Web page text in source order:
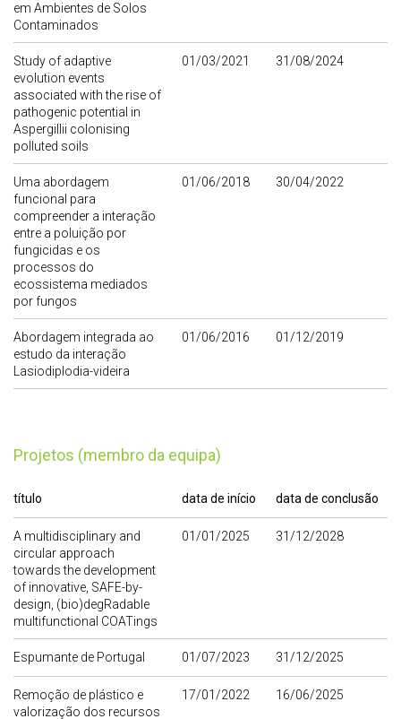
em Ambientes de Solos
Contaminados
Study of adaptive
evolution events
associated with the rise of
pathogenic potential in
Aspergillii colonising
polluted soils
01/03/2021 31/08/2024
Uma abordagem
funcional para
compreender a interação
entre a poluição por
fungicidas e os
processos do
ecossistema mediados
por fungos
01/06/2018 30/04/2022
Abordagem integrada ao
estudo da interação
Lasiodiplodia-videira
01/06/2016 01/12/2019
Projetos (membro da equipa)
título data de início data de conclusão
A multidisciplinary and
circular approach
towards the development
of innovative, SAFE-by-
design, (bio)degRadable
multifunctional COATings
01/01/2025 31/12/2028
Espumante de Portugal 01/07/2023 31/12/2025
Remoção de plástico e
valorização dos recursos
17/01/2022 16/06/2025